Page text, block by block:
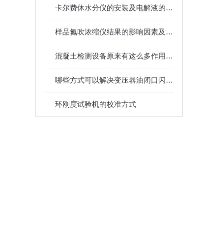
卡尔费休水分仪的安装及电解液的注意事项
样品氮吹浓缩仪结果的影响因素及其调控
混凝土检测设备原来有这么多作用值得我们选择
哪些方式可以解决变压器油闭口闪点测定仪的故障
环刚度试验机的校准方式